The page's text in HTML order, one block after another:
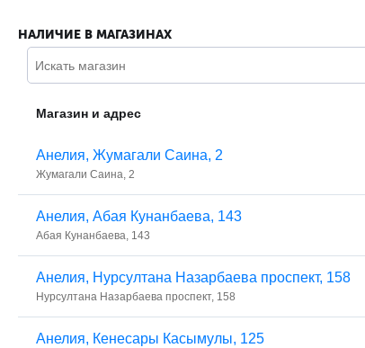
НАЛИЧИЕ В МАГАЗИНАХ
Магазин и адрес
Анелия, ​Жумагали Саина, 2
​Жумагали Саина, 2
Анелия, ​Абая Кунанбаева, 143
​Абая Кунанбаева, 143
Анелия, ​Нурсултана Назарбаева проспект, 158
​Нурсултана Назарбаева проспект, 158
Анелия, ​Кенесары Касымулы, 125